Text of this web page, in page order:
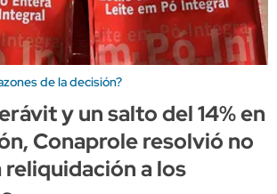
de la decisión?
y un salto del 14% en
Conaprole resolvió no
reliquidación a los